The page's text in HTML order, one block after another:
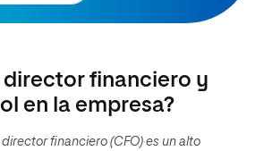
director financiero y
en la empresa?
director financiero (CFO) es un alto